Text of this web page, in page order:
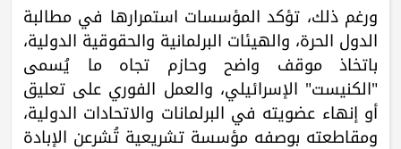
ورغم ذلك، تؤكد المؤسسات استمرارها في مطالبة
الدول الحرة، والهيئات البرلمانية والحقوقية الدولية،
باتخاذ موقف واضح وحازم تجاه ما يُسمى
"الكنيست" الإسرائيلي، والعمل الفوري على تعليق
أو إنهاء عضويته في البرلمانات والاتحادات الدولية،
ومقاطعته بوصفه مؤسسة تشريعية تُشرعن الإبادة